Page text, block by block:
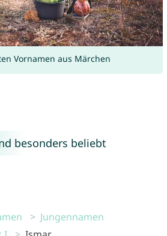
Vornamen aus Märchen
besonders beliebt
Jungennamen